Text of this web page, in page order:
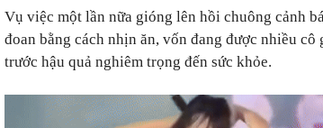
Vụ việc một lần nữa gióng lên hồi chuông cảnh
đoan bằng cách nhịn ăn, vốn đang được nhiều
trước hậu quả nghiêm trọng đến sức khỏe.